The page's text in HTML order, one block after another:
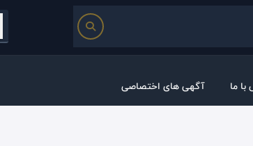
ما آگهی های اختصاصی